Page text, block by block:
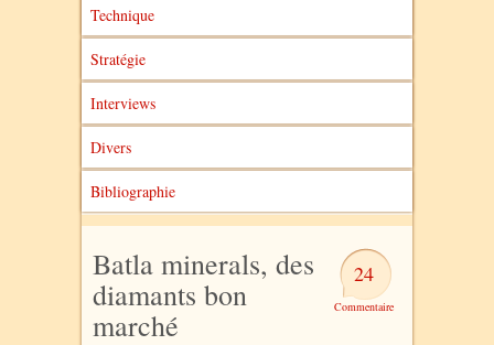
Technique
Stratégie
Interviews
Divers
Bibliographie
24
Batla minerals, des
diamants bon
marché